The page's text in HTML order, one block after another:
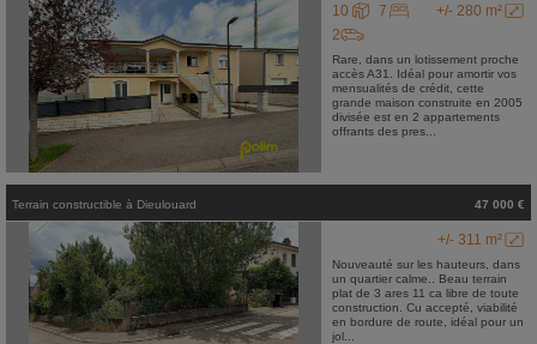
+/- 280 m²
10
7
2
Rare, dans un lotissement proche
accès A31. Idéal pour amortir vos
mensualités de crédit, cette
grande maison construite en 2005
divisée est en 2 appartements
offrants des pres...
Terrain constructible à Dieulouard 47 000 €
+/- 311 m²
Nouveauté sur les hauteurs, dans
un quartier calme.. Beau terrain
plat de 3 ares 11 ca libre de toute
construction. Cu accepté, viabilité
en bordure de route, idéal pour un
jol...